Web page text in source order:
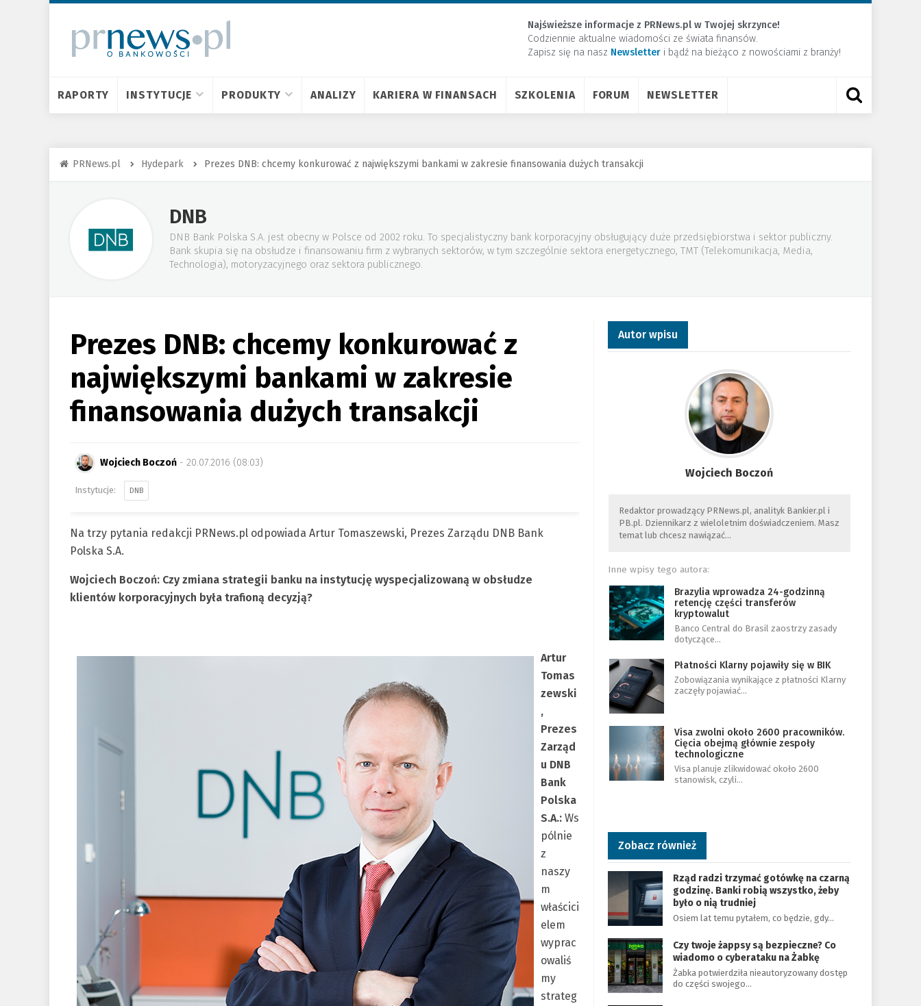
Najświeższe informacje z PRNews.pl w Twojej skrzynce!
Codziennie aktualne wiadomości ze świata finansów.
Zapisz się na nasz Newsletter ​i bądź na bieżąco z nowościami z branży!
RAPORTY INSTYTUCJE PRODUKTY ANALIZY KARIERA W FINANSACH SZKOLENIA FORUM NEWSLETTER
PRNews.pl Hydepark Prezes DNB: chcemy konkurować z największymi bankami w zakresie finansowania dużych transakcji
DNB
DNB Bank Polska S.A. jest obecny w Polsce od 2002 roku. To specjalistyczny bank korporacyjny obsługujący duże przedsiębiorstwa i sektor publiczny.
Bank skupia się na obsłudze i finansowaniu firm z wybranych sektorów, w tym szczególnie sektora energetycznego, TMT (Telekomunikacja, Media,
Technologia), motoryzacyjnego oraz sektora publicznego.
Prezes DNB: chcemy konkurować z
największymi bankami w zakresie
finansowania dużych transakcji
Wojciech Boczoń - 20.07.2016 (08:03)
DNB
Na trzy pytania redakcji PRNews.pl odpowiada Artur Tomaszewski, Prezes Zarządu DNB Bank
Polska S.A.
Wojciech Boczoń: Czy zmiana strategii banku na instytucję wyspecjalizowaną w obsłudze
klientów korporacyjnych była trafioną decyzją?
Artur
Tomas
zewski
,
Prezes
Zarząd
u DNB
Bank
Polska
S.A.: Ws
pólnie
z
naszy
m
właścici
elem
wyprac
owaliś
my
strateg
Autor wpisu
Wojciech Boczoń
Redaktor prowadzący PRNews.pl, analityk Bankier.pl i
PB.pl. Dziennikarz z wieloletnim doświadczeniem. Masz
temat lub chcesz nawiązać…
Inne wpisy tego autora:
Brazylia wprowadza 24-godzinną
retencję części transferów
kryptowalut
Banco Central do Brasil zaostrzy zasady
dotyczące…
Płatności Klarny pojawiły się w BIK
Zobowiązania wynikające z płatności Klarny
zaczęły pojawiać…
Visa zwolni około 2600 pracowników.
Cięcia obejmą głównie zespoły
technologiczne
Visa planuje zlikwidować około 2600
stanowisk, czyli…
Zobacz również
Rząd radzi trzymać gotówkę na czarną
godzinę. Banki robią wszystko, żeby
było o nią trudniej
Osiem lat temu pytałem, co będzie, gdy…
Czy twoje żappsy są bezpieczne? Co
wiadomo o cyberataku na Żabkę
Żabka potwierdziła nieautoryzowany dostęp
do części swojego…